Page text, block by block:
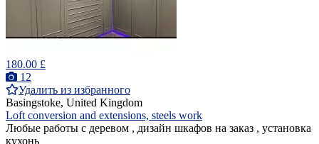
180.00 £
12
Удалить из избранного
Basingstoke, United Kingdom
Loft conversion and extensions, steels work
Любые работы с деревом , дизайн шкафов на заказ , установка
кухонь